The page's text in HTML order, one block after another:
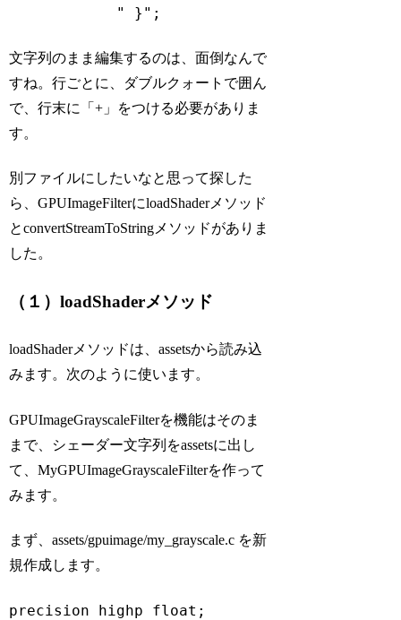
" }"
文字列のまま編集するのは、面倒なんで
すね。行ごとに、ダブルクォートで囲ん
で、行末に「+」をつける必要がありま
す。
別ファイルにしたいなと思って探した
ら、GPUImageFilterにloadShaderメソッド
とconvertStreamToStringメソッドがありま
した。
（１）loadShaderメソッド
loadShaderメソッドは、assetsから読み込
みます。次のように使います。
GPUImageGrayscaleFilterを機能はそのま
まで、シェーダー文字列をassetsに出し
て、MyGPUImageGrayscaleFilterを作って
みます。
まず、assets/gpuimage/my_grayscale.c を新
規作成します。
precision highp float;